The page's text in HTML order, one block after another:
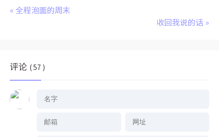
« 全程泡面的周末
收回我说的话 »
评论 ( 57 )